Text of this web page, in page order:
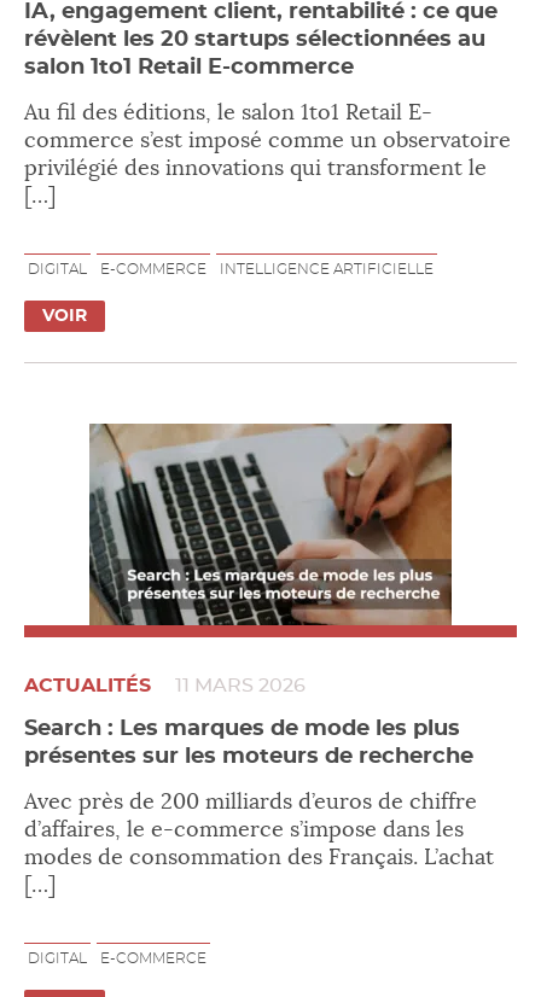
IA, engagement client, rentabilité : ce que
révèlent les 20 startups sélectionnées au
salon 1to1 Retail E-commerce
Au fil des éditions, le salon 1to1 Retail E-
commerce s’est imposé comme un observatoire
privilégié des innovations qui transforment le
[…]
DIGITAL E-COMMERCE INTELLIGENCE ARTIFICIELLE
VOIR
ACTUALITÉS 11 MARS 2026
Search : Les marques de mode les plus
présentes sur les moteurs de recherche
Avec près de 200 milliards d’euros de chiffre
d’affaires, le e-commerce s’impose dans les
modes de consommation des Français. L’achat
[…]
DIGITAL E-COMMERCE